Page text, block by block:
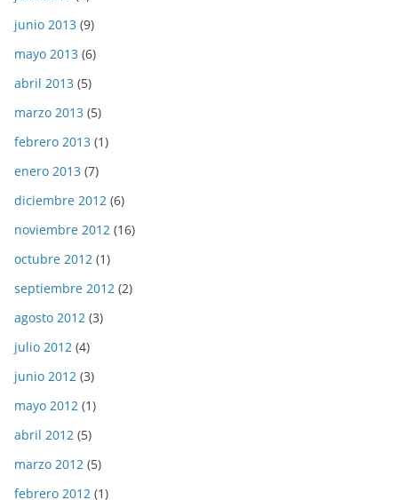
junio 2013 (9)
mayo 2013 (6)
abril 2013 (5)
marzo 2013 (5)
febrero 2013 (1)
enero 2013 (7)
diciembre 2012 (6)
noviembre 2012 (16)
octubre 2012 (1)
septiembre 2012 (2)
agosto 2012 (3)
julio 2012 (4)
junio 2012 (3)
mayo 2012 (1)
abril 2012 (5)
marzo 2012 (5)
febrero 2012 (1)